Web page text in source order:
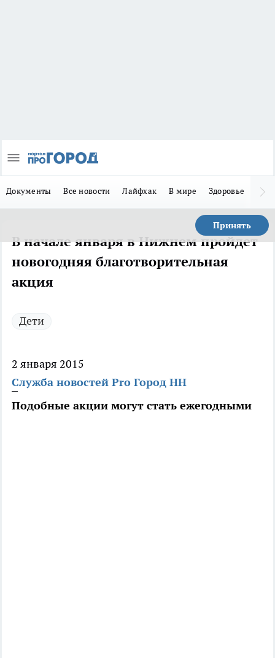
Документы Все новости Лайфхак В мире Здоровье
Принять
В начале января в Нижнем пройдет
новогодняя благотворительная
акция
Дети
2 января 2015
Служба новостей Pro Город НН
Подобные акции могут стать ежегодными